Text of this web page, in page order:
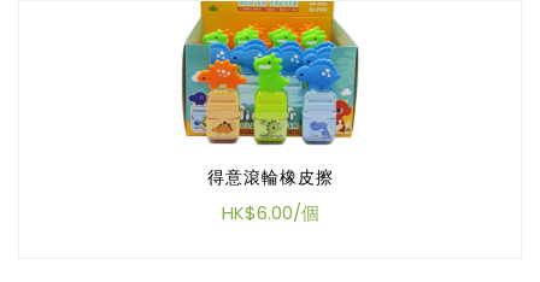
得意滾輪橡皮擦
HK$6.00/個